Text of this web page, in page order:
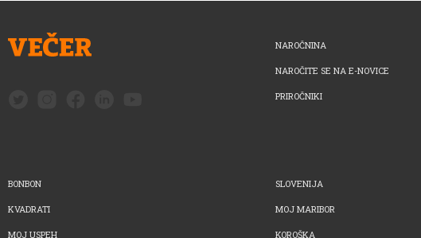
NAROČNINA
NAROČITE SE NA E-NOVICE
PRIROČNIKI
BONBON
KVADRATI
MOJ USPEH
SLOVENIJA
MOJ MARIBOR
KOROŠKA